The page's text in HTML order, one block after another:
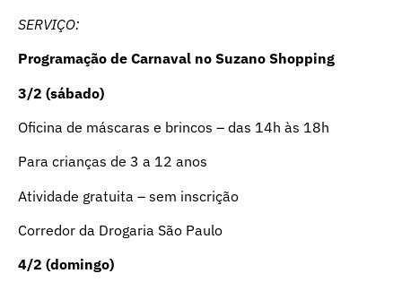
SERVIÇO:
Programação de Carnaval no Suzano Shopping
3/2 (sábado)
Oficina de máscaras e brincos – das 14h às 18h
Para crianças de 3 a 12 anos
Atividade gratuita – sem inscrição
Corredor da Drogaria São Paulo
4/2 (domingo)